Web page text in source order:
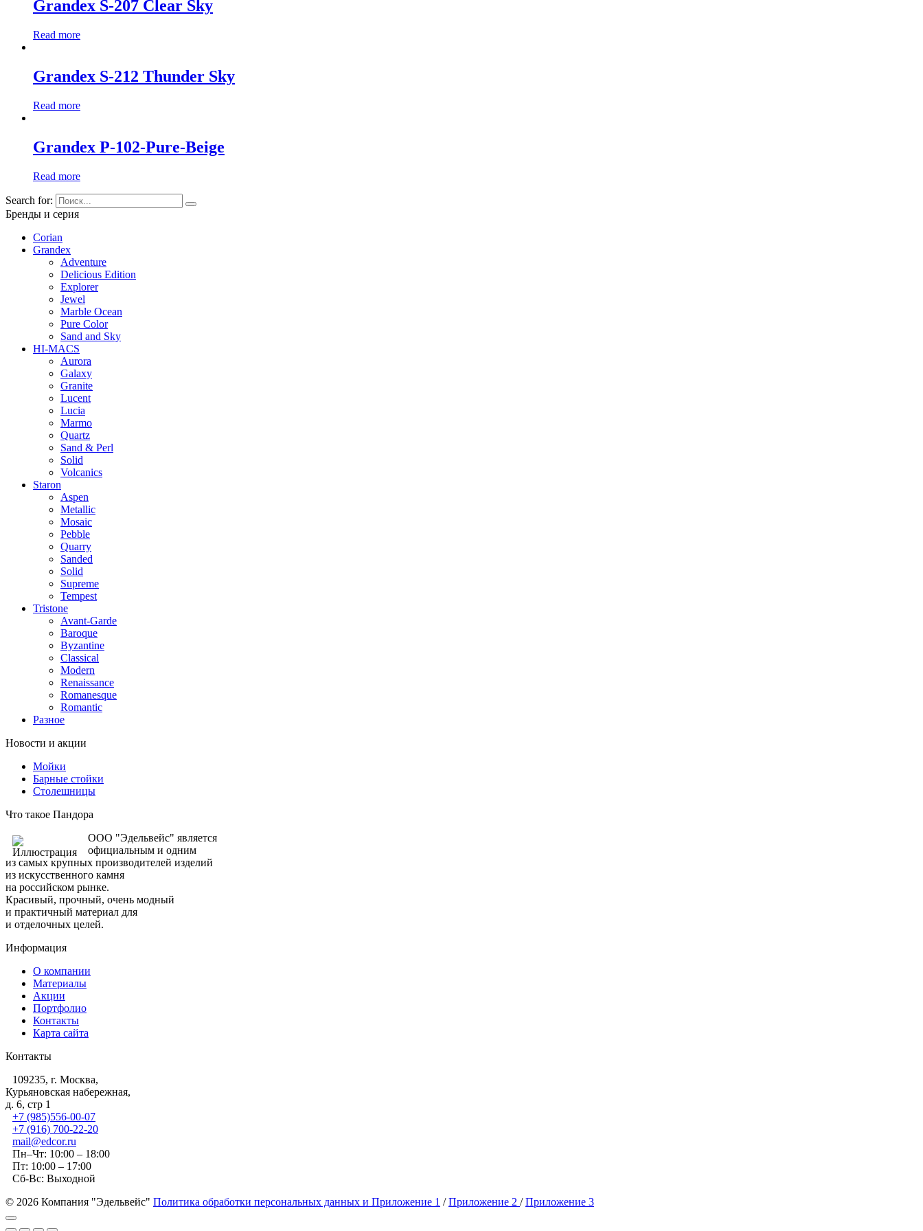
Grandex S-207 Clear Sky
Read more
Grandex S-212 Thunder Sky
Read more
Grandex P-102-Pure-Beige
Read more
Search for:
Бренды и серия
Corian
Grandex
Adventure
Delicious Edition
Explorer
Jewel
Marble Ocean
Pure Color
Sand and Sky
HI-MACS
Aurora
Galaxy
Granite
Lucent
Lucia
Marmo
Quartz
Sand & Perl
Solid
Volcanics
Staron
Aspen
Metallic
Mosaic
Pebble
Quarry
Sanded
Solid
Supreme
Tempest
Tristone
Avant-Garde
Baroque
Byzantine
Classical
Modern
Renaissance
Romanesque
Romantic
Разное
Новости и акции
Мойки
Барные стойки
Столешницы
Что такое Пандора
ООО "Эдельвейс" является
официальным и одним
из самых крупных производителей изделий
из искусственного камня
на российском рынке.
Красивый, прочный, очень модный
и практичный материал для
и отделочных целей.
Информация
О компании
Материалы
Акции
Портфолио
Контакты
Карта сайта
Контакты
109235, г. Москва,
Курьяновская набережная,
д. 6, стр 1
+7 (985)556-00-07
+7 (916) 700-22-20
mail@edcor.ru
Пн–Чт: 10:00 – 18:00
Пт: 10:00 – 17:00
Сб-Вс: Выходной
© 2026 Компания "Эдельвейс" Политика обработки персональных данных и Приложение 1 /Приложение 2 /Приложение 3